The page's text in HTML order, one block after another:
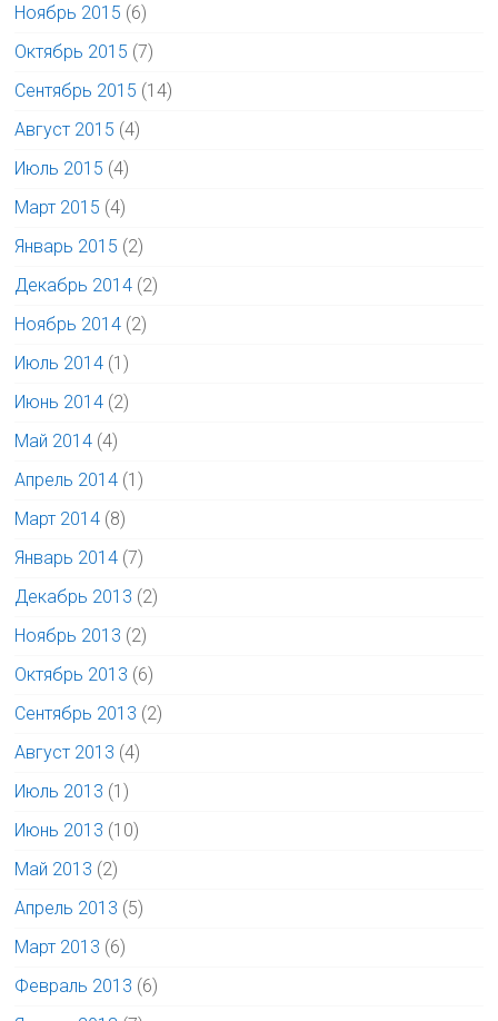
Ноябрь 2015 (6)
Октябрь 2015 (7)
Сентябрь 2015 (14)
Август 2015 (4)
Июль 2015 (4)
Март 2015 (4)
Январь 2015 (2)
Декабрь 2014 (2)
Ноябрь 2014 (2)
Июль 2014 (1)
Июнь 2014 (2)
Май 2014 (4)
Апрель 2014 (1)
Март 2014 (8)
Январь 2014 (7)
Декабрь 2013 (2)
Ноябрь 2013 (2)
Октябрь 2013 (6)
Сентябрь 2013 (2)
Август 2013 (4)
Июль 2013 (1)
Июнь 2013 (10)
Май 2013 (2)
Апрель 2013 (5)
Март 2013 (6)
Февраль 2013 (6)